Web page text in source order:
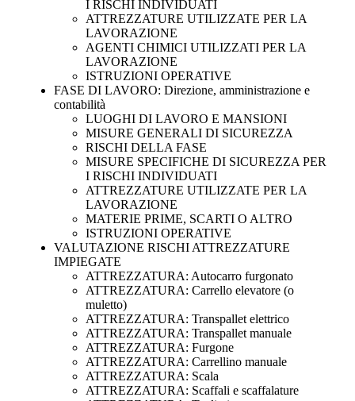
I RISCHI INDIVIDUATI
ATTREZZATURE UTILIZZATE PER LA
LAVORAZIONE
AGENTI CHIMICI UTILIZZATI PER LA
LAVORAZIONE
ISTRUZIONI OPERATIVE
FASE DI LAVORO: Direzione, amministrazione e
contabilità
LUOGHI DI LAVORO E MANSIONI
MISURE GENERALI DI SICUREZZA
RISCHI DELLA FASE
MISURE SPECIFICHE DI SICUREZZA PER
I RISCHI INDIVIDUATI
ATTREZZATURE UTILIZZATE PER LA
LAVORAZIONE
MATERIE PRIME, SCARTI O ALTRO
ISTRUZIONI OPERATIVE
VALUTAZIONE RISCHI ATTREZZATURE
IMPIEGATE
ATTREZZATURA: Autocarro furgonato
ATTREZZATURA: Carrello elevatore (o
muletto)
ATTREZZATURA: Transpallet elettrico
ATTREZZATURA: Transpallet manuale
ATTREZZATURA: Furgone
ATTREZZATURA: Carrellino manuale
ATTREZZATURA: Scala
ATTREZZATURA: Scaffali e scaffalature